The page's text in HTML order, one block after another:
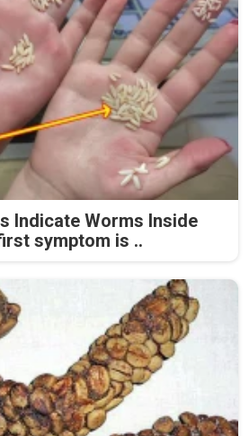
Indicate Worms Inside
symptom is ..